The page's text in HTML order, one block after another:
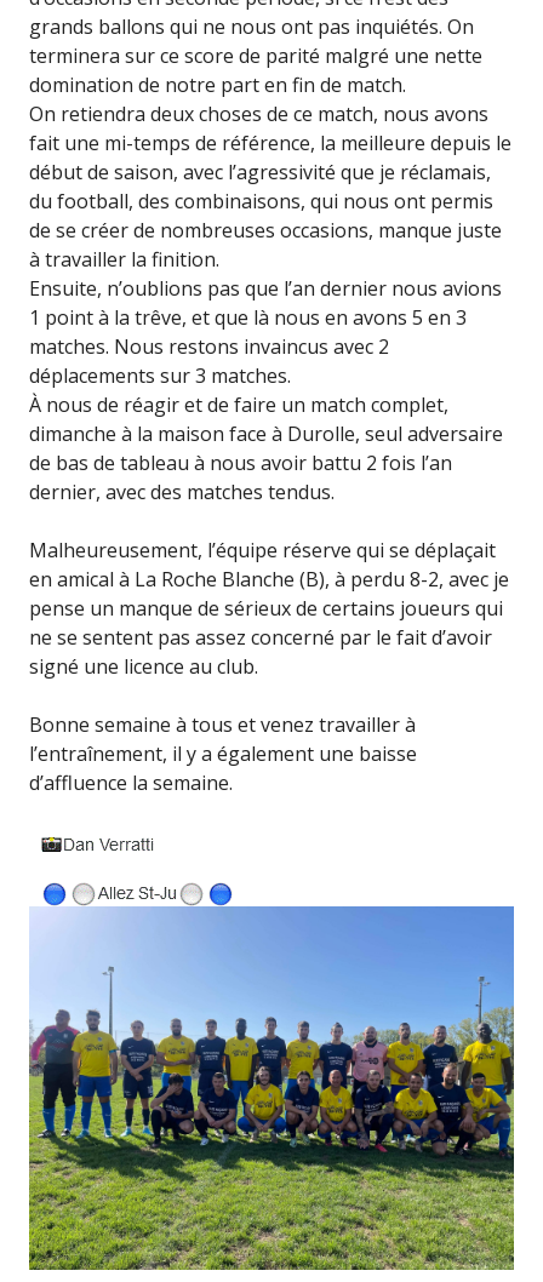
grands ballons qui ne nous ont pas inquiétés. On
terminera sur ce score de parité malgré une nette
domination de notre part en fin de match.
On retiendra deux choses de ce match, nous avons
fait une mi-temps de référence, la meilleure depuis le
début de saison, avec l’agressivité que je réclamais,
du football, des combinaisons, qui nous ont permis
de se créer de nombreuses occasions, manque juste
à travailler la finition.
Ensuite, n’oublions pas que l’an dernier nous avions
1 point à la trêve, et que là nous en avons 5 en 3
matches. Nous restons invaincus avec 2
déplacements sur 3 matches.
À nous de réagir et de faire un match complet,
dimanche à la maison face à Durolle, seul adversaire
de bas de tableau à nous avoir battu 2 fois l’an
dernier, avec des matches tendus.
Malheureusement, l’équipe réserve qui se déplaçait
en amical à La Roche Blanche (B), à perdu 8-2, avec je
pense un manque de sérieux de certains joueurs qui
ne se sentent pas assez concerné par le fait d’avoir
signé une licence au club.
Bonne semaine à tous et venez travailler à
l’entraînement, il y a également une baisse
d’affluence la semaine.